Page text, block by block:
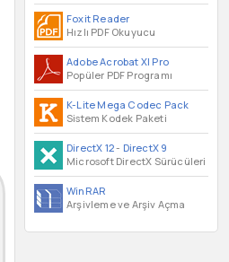
Foxit Reader
Hızlı PDF Okuyucu
Adobe Acrobat XI Pro
Popüler PDF Programı
K-Lite Mega Codec Pack
Sistem Kodek Paketi
DirectX 12- DirectX 9
Microsoft DirectX Sürücüleri
WinRAR
Arşivleme ve Arşiv Açma